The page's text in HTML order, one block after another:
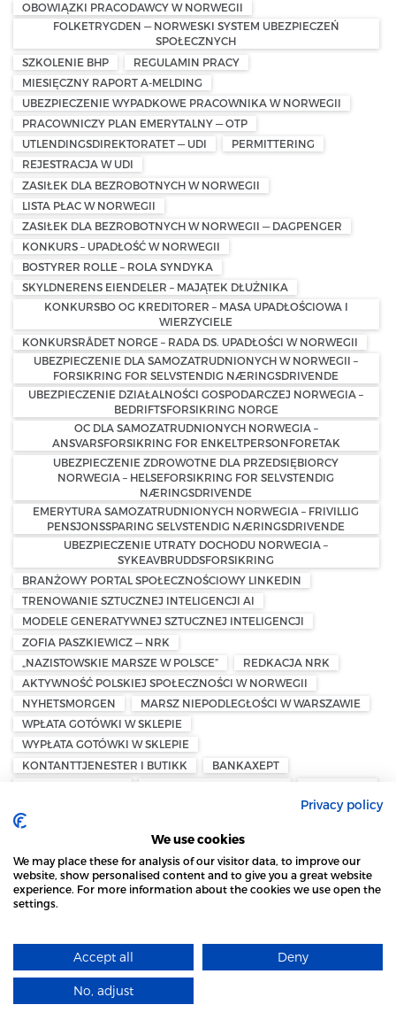
OBOWIĄZKI PRACODAWCY W NORWEGII
FOLKETRYGDEN — NORWESKI SYSTEM UBEZPIECZEŃ
SPOŁECZNYCH
SZKOLENIE BHP
REGULAMIN PRACY
MIESIĘCZNY RAPORT A-MELDING
UBEZPIECZENIE WYPADKOWE PRACOWNIKA W NORWEGII
PRACOWNICZY PLAN EMERYTALNY — OTP
UTLENDINGSDIREKTORATET — UDI
PERMITTERING
REJESTRACJA W UDI
ZASIŁEK DLA BEZROBOTNYCH W NORWEGII
LISTA PŁAC W NORWEGII
ZASIŁEK DLA BEZROBOTNYCH W NORWEGII — DAGPENGER
KONKURS – UPADŁOŚĆ W NORWEGII
BOSTYRER ROLLE – ROLA SYNDYKA
SKYLDNERENS EIENDELER – MAJĄTEK DŁUŻNIKA
KONKURSBO OG KREDITORER – MASA UPADŁOŚCIOWA I
WIERZYCIELE
KONKURSRÅDET NORGE – RADA DS. UPADŁOŚCI W NORWEGII
UBEZPIECZENIE DLA SAMOZATRUDNIONYCH W NORWEGII –
FORSIKRING FOR SELVSTENDIG NÆRINGSDRIVENDE
UBEZPIECZENIE DZIAŁALNOŚCI GOSPODARCZEJ NORWEGIA –
BEDRIFTSFORSIKRING NORGE
OC DLA SAMOZATRUDNIONYCH NORWEGIA –
ANSVARSFORSIKRING FOR ENKELTPERSONFORETAK
UBEZPIECZENIE ZDROWOTNE DLA PRZEDSIĘBIORCY
NORWEGIA – HELSEFORSIKRING FOR SELVSTENDIG
NÆRINGSDRIVENDE
EMERYTURA SAMOZATRUDNIONYCH NORWEGIA – FRIVILLIG
PENSJONSSPARING SELVSTENDIG NÆRINGSDRIVENDE
UBEZPIECZENIE UTRATY DOCHODU NORWEGIA –
SYKEAVBRUDDSFORSIKRING
BRANŻOWY PORTAL SPOŁECZNOŚCIOWY LINKEDIN
TRENOWANIE SZTUCZNEJ INTELIGENCJI AI
MODELE GENERATYWNEJ SZTUCZNEJ INTELIGENCJI
ZOFIA PASZKIEWICZ — NRK
„NAZISTOWSKIE MARSZE W POLSCE”
REDKACJA NRK
AKTYWNOŚĆ POLSKIEJ SPOŁECZNOŚCI W NORWEGII
NYHETSMORGEN
MARSZ NIEPODLEGŁOŚCI W WARSZAWIE
WPŁATA GOTÓWKI W SKLEPIE
WYPŁATA GOTÓWKI W SKLEPIE
KONTANTTJENESTER I BUTIKK
BANKAXEPT
POCZTA W DANII
DANIA SKRZYNKI POCZTOWE
DAO
E-COMMERCE
DANSK AVIS OMDELING
PODATEK OD MAJĄTKU — NORWEGIA
FORMUESSKATT — PODATEK OD MAJĄTKU
NORWESKI SYSTEM PODATKOWY
NORWEGIA — PODATEK MAJĄTKOWY
ØYSTEIN STRAY SPETALEN
STRONA LOCAL MARKET WYKORZYSTUJE PLIKI
DOWIEDZ SIĘ WIĘCEJ
Privacy policy
We use cookies
We may place these for analysis of our visitor data, to improve our
website, show personalised content and to give you a great website
experience. For more information about the cookies we use open the
settings.
Accept all Deny
No, adjust